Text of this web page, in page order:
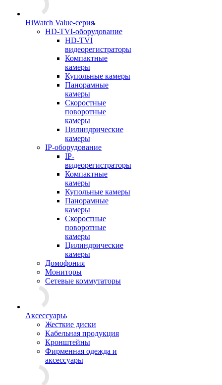
HiWatch Value-серия
HD-TVI-оборудование
HD-TVI
видеорегистраторы
Компактные
камеры
Купольные камеры
Панорамные
камеры
Скоростные
поворотные
камеры
Цилиндрические
камеры
IP-оборудование
IP-
видеорегистраторы
Компактные
камеры
Купольные камеры
Панорамные
камеры
Скоростные
поворотные
камеры
Цилиндрические
камеры
Домофония
Мониторы
Сетевые коммутаторы
Аксессуары
Жесткие диски
Кабельная продукция
Кронштейны
Фирменная одежда и
аксессуары